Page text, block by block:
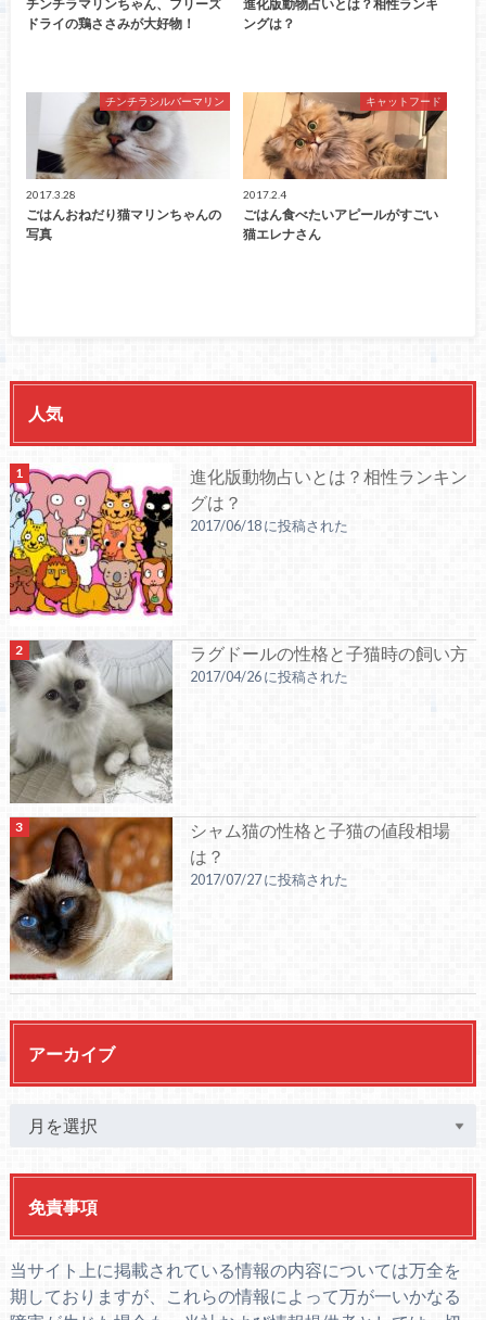
チンチラマリンちゃん、フリーズ
ドライの鶏ささみが大好物！
進化版動物占いとは？相性ランキ
ングは？
チンチラシルバーマリン
2017.3.28
ごはんおねだり猫マリンちゃんの
写真
キャットフード
2017.2.4
ごはん食べたいアピールがすごい
猫エレナさん
人気
進化版動物占いとは？相性ランキン
グは？
2017/06/18 に投稿された
ラグドールの性格と子猫時の飼い方
2017/04/26 に投稿された
シャム猫の性格と子猫の値段相場
は？
2017/07/27 に投稿された
アーカイブ
免責事項
当サイト上に掲載されている情報の内容については万全を
期しておりますが、これらの情報によって万が一いかなる